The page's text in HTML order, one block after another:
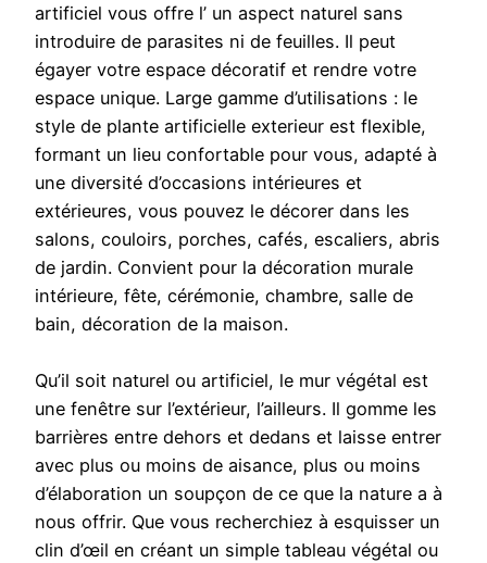
artificiel vous offre l’ un aspect naturel sans
introduire de parasites ni de feuilles. Il peut
égayer votre espace décoratif et rendre votre
espace unique. Large gamme d’utilisations : le
style de plante artificielle exterieur est flexible,
formant un lieu confortable pour vous, adapté à
une diversité d’occasions intérieures et
extérieures, vous pouvez le décorer dans les
salons, couloirs, porches, cafés, escaliers, abris
de jardin. Convient pour la décoration murale
intérieure, fête, cérémonie, chambre, salle de
bain, décoration de la maison.
Qu’il soit naturel ou artificiel, le mur végétal est
une fenêtre sur l’extérieur, l’ailleurs. Il gomme les
barrières entre dehors et dedans et laisse entrer
avec plus ou moins de aisance, plus ou moins
d’élaboration un soupçon de ce que la nature a à
nous offrir. Que vous recherchiez à esquisser un
clin d’œil en créant un simple tableau végétal ou